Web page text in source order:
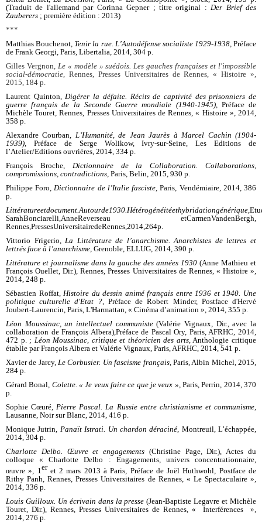
(Traduit de l'allemand par Corinna Gepner ; titre original :Der Brief des
Zauberers ; première édition : 2013)
***
Matthias Bouchenot, Tenir la rue. L’Autodéfense socialiste 1929-1938,Préface
de Frank Georgi, Paris, Libertalia, 2014, 304 p.
Gilles Vergnon, Le « modèle » suédois. Les gauches françaises et l'impossible
social-démocratie, Rennes, Presses Universitaires de Rennes, « Histoire »,
2015, 184 p.
Laurent Quinton,Digérer la défaite. Récits de captivité des prisonniers de
guerre français de la Seconde Guerre mondiale (1940-1945), Préface de
Michèle Touret, Rennes, Presses Universitaires de Rennes, « Histoire », 2014,
358 p.
Alexandre Courban, L’Humanité,de Jean Jaurès à Marcel Cachin (1904-
1939), Préface de Serge Wolikow, Ivry-sur-Seine, Les Editions de
l’Atelier/Editions ouvrières, 2014, 334 p.
François Broche, Dictionnaire de la Collaboration. Collaborations,
compromissions, contradictions, Paris, Belin, 2015, 930 p.
Philippe Foro,Dictionnaire de l’Italie fasciste, Paris, Vendémiaire, 2014, 386
p.
Littératureetdocument.Autourde1930.Hétérogénéitéethybridationgénérique,E
SarahBonciarelli,AnneReverseau etCarmenVandenBergh,
Rennes,PressesUniversitairedeRennes,2014,264p.
Vittorio Frigerio,La Littérature de l’anarchisme. Anarchistes de lettres et
lettrés face à l’anarchisme, Grenoble, ELLUG, 2014, 390 p.
Littérature et journalisme dans la gauche des années 1930 (Anne Mathieu et
François Ouellet, Dir.), Rennes, Presses Universitaires de Rennes, « Histoire »,
2014, 248 p.
Sébastien Roffat,Histoire du dessin animé français entre 1936 et 1940. Une
politique culturelle d'Etat ?, Préface de Robert Minder, Postface d'Hervé
Joubert-Laurencin, Paris, L'Harmattan, « Cinéma d’animation », 2014, 355 p.
Léon Moussinac, un intellectuel communiste(Valérie Vignaux, Dir., avec la
collaboration de François Albera),Préface de Pascal Ory, Paris, AFRHC, 2014,
472 p. ; Léon Moussinac, critique et théoricien des arts, Anthologie critique
établie par François Albera et Valérie Vignaux, Paris, AFRHC, 2014, 541 p.
Xavier de Jarcy,Le Corbusier. Un fascisme français, Paris, Albin Michel, 2015,
284 p.
Gérard Bonal, Colette. « Je veux faire ce que je veux », Paris, Perrin, 2014, 370
p.
Sophie Cœuré,Pierre Pascal. La Russie entre christianisme et communisme,
Lausanne, Noir sur Blanc, 2014, 416 p.
Monique Jutrin, Panaït Istrati. Un chardon déraciné, Montreuil, L’échappée,
2014, 304 p.
Charlotte Delbo. Œuvre et engagements (Christine Page, Dir.), Actes du
colloque « Charlotte Delbo : Engagements, univers concentrationnaire,
œuvre », 1 er et 2 mars 2013 à Paris, Préface de Joël Huthwohl, Postface de
Rithy Panh, Rennes, Presses Universitaires de Rennes, « Le Spectaculaire »,
2014, 336 p.
Louis Guilloux. Un écrivain dans la presse (Jean-Baptiste Legavre et Michèle
Touret, Dir.), Rennes, Presses Universitaires de Rennes, « Interférences »,
2014, 276 p.